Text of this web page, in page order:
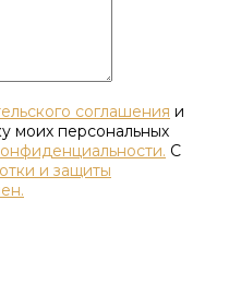
соглашения и
моих персональных
С
и защиты